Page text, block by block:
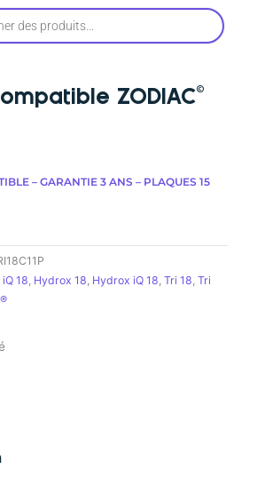
ZODIAC©
– GARANTIE 3 ANS – PLAQUES 15
iQ 18, Hydrox 18, Hydrox iQ 18,Tri 18,Tri